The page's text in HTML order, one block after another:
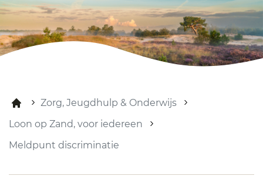
Zorg, Jeugdhulp & Onderwijs
Loon op Zand, voor iedereen
Meldpunt discriminatie